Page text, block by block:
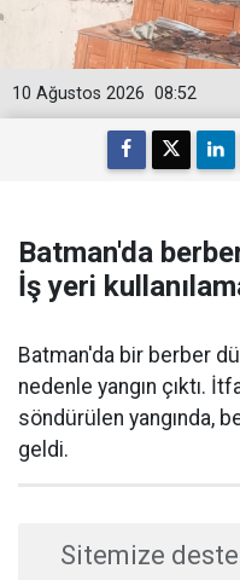
08:52
10 Ağustos 2026
Batman'da
İş yeri
Batman'da bir berber
nedenle yangın çıktı.
söndürülen yangında,
geldi.
Sitemize